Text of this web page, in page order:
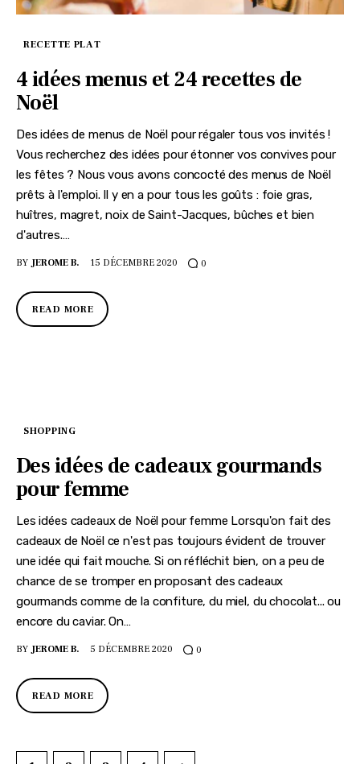
RECETTE PLAT
4 idées menus et 24 recettes de
Noël
Des idées de menus de Noël pour régaler tous vos invités !
Vous recherchez des idées pour étonner vos convives pour
les fêtes ? Nous vous avons concocté des menus de Noël
prêts à l'emploi. Il y en a pour tous les goûts : foie gras,
huîtres, magret, noix de Saint-Jacques, bûches et bien
d'autres.…
BY JEROME B. 15 DÉCEMBRE 2020 0
READ MORE
SHOPPING
Des idées de cadeaux gourmands
pour femme
Les idées cadeaux de Noël pour femme Lorsqu'on fait des
cadeaux de Noël ce n'est pas toujours évident de trouver
une idée qui fait mouche. Si on réfléchit bien, on a peu de
chance de se tromper en proposant des cadeaux
gourmands comme de la confiture, du miel, du chocolat... ou
encore du caviar. On…
BY JEROME B. 5 DÉCEMBRE 2020 0
READ MORE